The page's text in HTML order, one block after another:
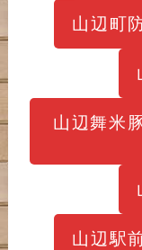
山辺町
山辺舞米
山辺駅